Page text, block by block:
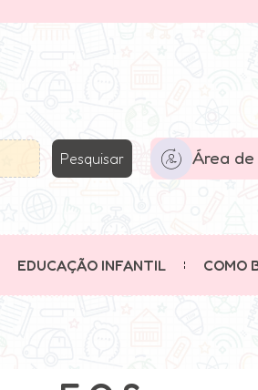
Pesquisar Área
EDUCAÇÃO INFANTIL COMO